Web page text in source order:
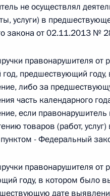
в статью 6 Закона
закон от 26.07.2026
в статью 9.21
закон от 26.07.2026
Соглашения между
о сотрудничестве в
не осуществлял
услуги) в
закона от 02.11.2013 №
правонарушителя от
предшествующий
либо за
часть календарного
если
товаров (работ,
- Федеральный
правонарушителя от
году, в котором было
дате